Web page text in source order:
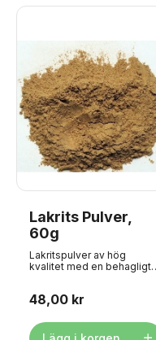
Lakrits Pulver,
60g
Lakritspulver av hög
kvalitet med en behagligt
från lakritsrot Kan användas
glass med mera. I praktisk
burk med strödlock och
48,00 kr